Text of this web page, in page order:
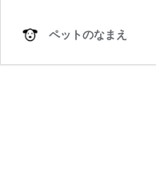
ペットのなまえ